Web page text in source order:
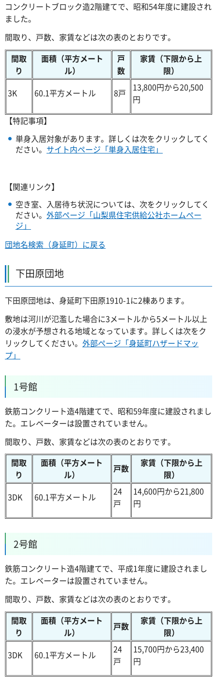
コンクリートブロック造2階建てで、昭和54年度に建設され
ました。
間取り、戸数、家賃などは次の表のとおりです。
間取
り
面積（平方メート
ル）
戸
数
家賃（下限から上
限）
3K
60.1平方メートル 8戸
13,800円から20,500
円
【特記事項】
単身入居対象があります。詳しくは次をクリックしてく
ださい。 サイト内ページ「単身入居住宅」
【関連リンク】
空き室、入居待ち状況については、次をクリックしてく
ださい。 外部ページ「山梨県住宅供給公社ホームペー
ジ」
団地名検索（身延町）に戻る
下田原団地
下田原団地は、身延町下田原1910-1に2棟あります。
敷地は河川が氾濫した場合に3メートルから5メートル以上
の浸水が予想される地域となっています。詳しくは次をク
リックしてください。 外部ページ「身延町ハザードマッ
プ」
1号館
鉄筋コンクリート造4階建てで、昭和59年度に建設されまし
た。エレベーターは設置されていません。
間取り、戸数、家賃などは次の表のとおりです。
間取
り
面積（平方メート
ル）
戸数
家賃（下限から上
限）
3DK
60.1平方メートル
24
戸
14,600円から21,800
円
2号館
鉄筋コンクリート造4階建てで、平成1年度に建設されまし
た。エレベーターは設置されていません。
間取り、戸数、家賃などは次の表のとおりです。
間取
り
面積（平方メート
ル）
戸数
家賃（下限から上
限）
3DK
60.1平方メートル
24
戸
15,700円から23,400
円